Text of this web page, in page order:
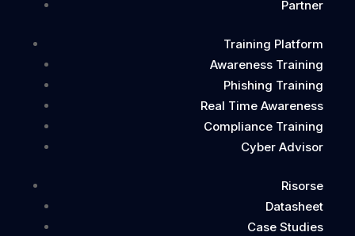
Partner
Training Platform
Awareness Training
Phishing Training
Real Time Awareness
Compliance Training
Cyber Advisor
Risorse
Datasheet
Case Studies
trappola
Cerca
Cyber Guru SpA